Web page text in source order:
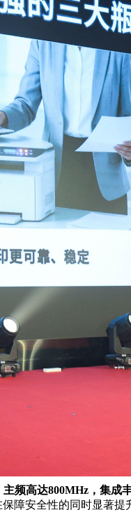
频高达800MHz，集成
障安全性的同时显著提